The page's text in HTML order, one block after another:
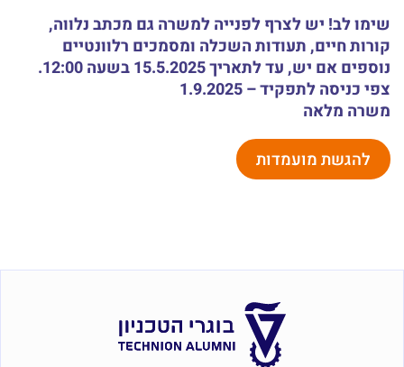
שימו לב! יש לצרף לפנייה למשרה גם מכתב נלווה,
קורות חיים, תעודות השכלה ומסמכים רלוונטיים
נוספים אם יש, עד לתאריך 15.5.2025 בשעה 12:00.
צפי כניסה לתפקיד – 1.9.2025
משרה מלאה
להגשת מועמדות